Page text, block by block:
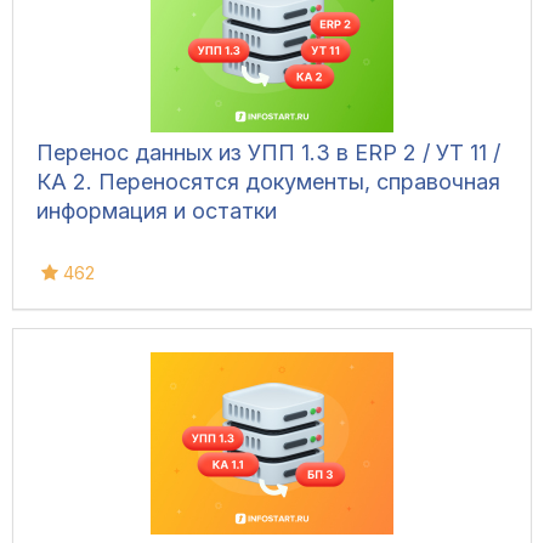
Перенос данных из УПП 1.3 в ERP 2 / УТ 11 /
КА 2. Переносятся документы, справочная
информация и остатки
462